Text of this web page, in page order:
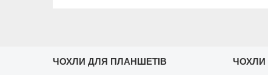
ЧОХЛИ ДЛЯ ПЛАНШЕТІВ ЧОХЛИ